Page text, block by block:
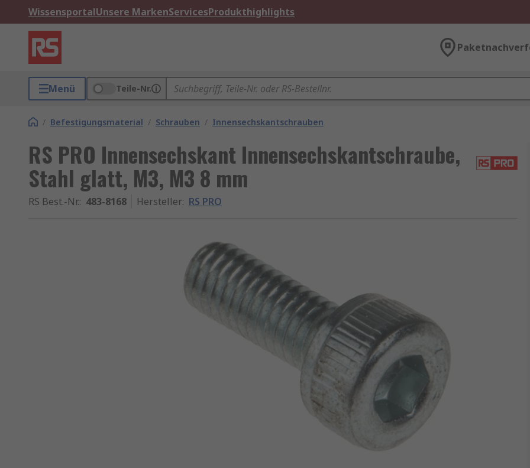
WissensportalUnsere MarkenServicesProdukthighlights
Menü Teile-Nr.
/ Befestigungsmaterial / Schrauben / Innensechskantschrauben
RS PRO Innensechskant Innensechskantschraube,
Stahl glatt, M3, M3 8 mm
RS Best.-Nr.: 483-8168 Hersteller: RS PRO